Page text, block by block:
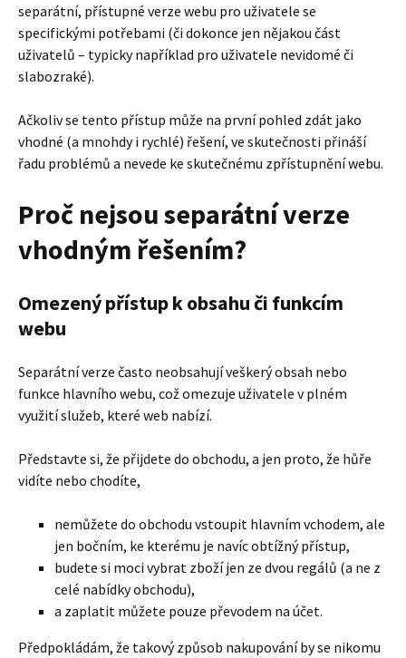
separátní, přístupné verze webu pro uživatele se
specifickými potřebami (či dokonce jen nějakou část
uživatelů – typicky například pro uživatele nevidomé či
slabozraké).
Ačkoliv se tento přístup může na první pohled zdát jako
vhodné (a mnohdy i rychlé) řešení, ve skutečnosti přináší
řadu problémů a nevede ke skutečnému zpřístupnění webu.
Proč nejsou separátní verze
vhodným řešením?
Omezený přístup k obsahu či funkcím
webu
Separátní verze často neobsahují veškerý obsah nebo
funkce hlavního webu, což omezuje uživatele v plném
využití služeb, které web nabízí.
Představte si, že přijdete do obchodu, a jen proto, že hůře
vidíte nebo chodíte,
nemůžete do obchodu vstoupit hlavním vchodem, ale
jen bočním, ke kterému je navíc obtížný přístup,
budete si moci vybrat zboží jen ze dvou regálů (a ne z
celé nabídky obchodu),
a zaplatit můžete pouze převodem na účet.
Předpokládám, že takový způsob nakupování by se nikomu